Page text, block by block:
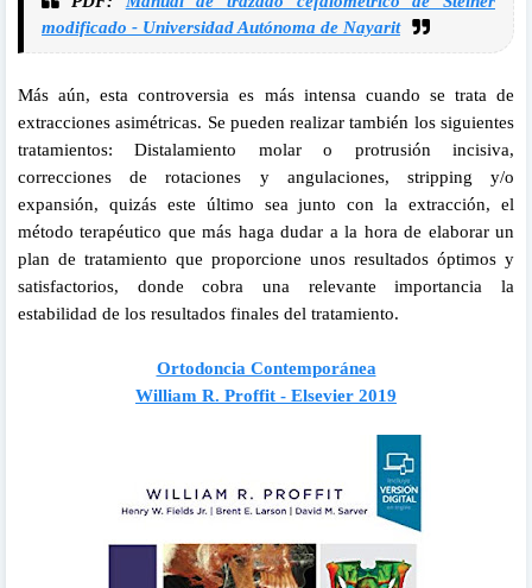
modificado - Universidad Autónoma de Nayarit
Más aún, esta controversia es más intensa cuando se trata de
extracciones asimétricas. Se pueden realizar también los siguientes
tratamientos: Distalamiento molar o protrusión incisiva,
correcciones de rotaciones y angulaciones, stripping y/o
expansión, quizás este último sea junto con la extracción, el
método terapéutico que más haga dudar a la hora de elaborar un
plan de tratamiento que proporcione unos resultados óptimos y
satisfactorios, donde cobra una relevante importancia la
estabilidad de los resultados finales del tratamiento.
Ortodoncia Contemporánea
William R. Proffit - Elsevier 2019